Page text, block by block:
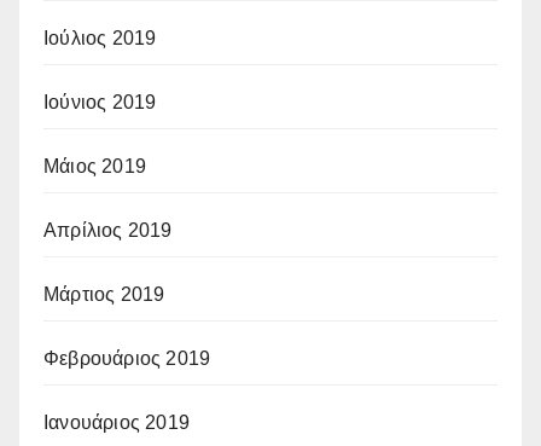
Ιούλιος 2019
Ιούνιος 2019
Μάιος 2019
Απρίλιος 2019
Μάρτιος 2019
Φεβρουάριος 2019
Ιανουάριος 2019